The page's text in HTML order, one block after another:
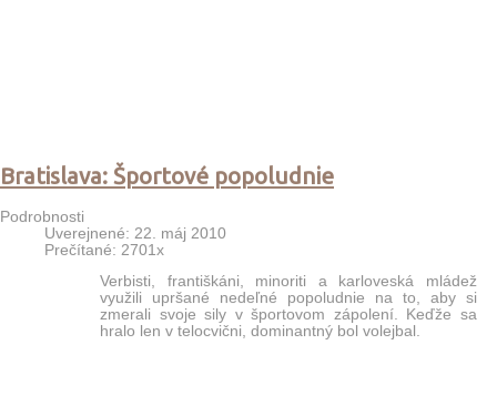
Bratislava: Športové popoludnie
Podrobnosti
Uverejnené: 22. máj 2010
Prečítané: 2701x
Verbisti, františkáni, minoriti a karloveská mládež
využili upršané nedeľné popoludnie na to, aby si
zmerali svoje sily v športovom zápolení. Keďže sa
hralo len v telocvični, dominantný bol volejbal.